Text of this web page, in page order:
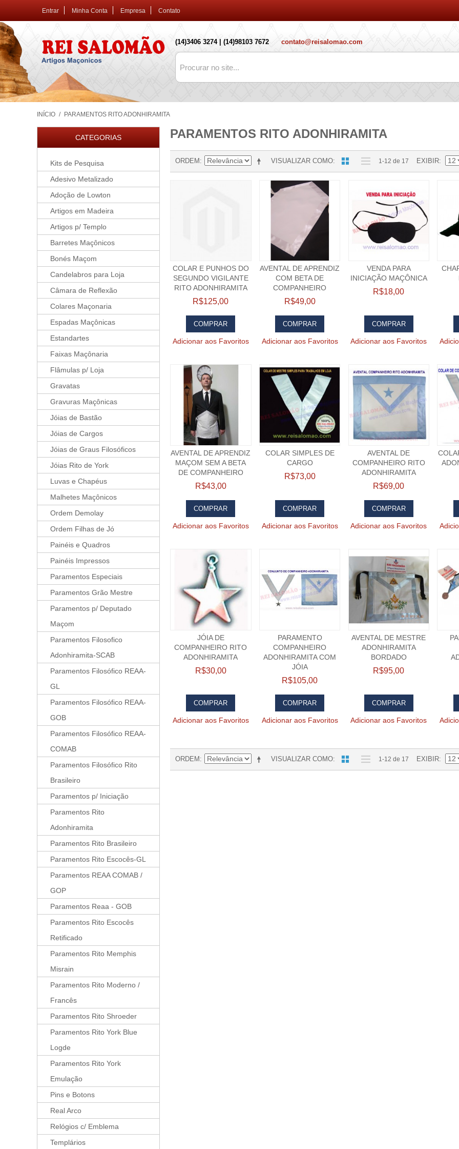
Entrar Minha Conta Empresa Contato
(14)3406 3274 | (14)98103 7672 contato@reisalomao.com
INÍCIO / PARAMENTOS RITO ADONHIRAMITA
PARAMENTOS RITO ADONHIRAMITA
VISUALIZAR COMO
ORDEM 1-12 de 17 EXIBIR
COLAR E PUNHOS DO
SEGUNDO VIGILANTE
RITO ADONHIRAMITA
R$125,00
COMPRAR
Adicionar aos Favoritos
AVENTAL DE APRENDIZ
COM BETA DE
COMPANHEIRO
R$49,00
COMPRAR
Adicionar aos Favoritos
VENDA PARA
INICIAÇÃO MAÇÔNICA
R$18,00
COMPRAR
Adicionar aos Favoritos
AVENTAL DE APRENDIZ
MAÇOM SEM A BETA
DE COMPANHEIRO
R$43,00
COMPRAR
Adicionar aos Favoritos
COLAR SIMPLES DE
CARGO
R$73,00
COMPRAR
Adicionar aos Favoritos
AVENTAL DE
COMPANHEIRO RITO
ADONHIRAMITA
R$69,00
COMPRAR
Adicionar aos Favoritos
JÓIA DE
COMPANHEIRO RITO
ADONHIRAMITA
R$30,00
COMPRAR
Adicionar aos Favoritos
PARAMENTO
COMPANHEIRO
ADONHIRAMITA COM
JÓIA
R$105,00
COMPRAR
Adicionar aos Favoritos
AVENTAL DE MESTRE
ADONHIRAMITA
BORDADO
R$95,00
COMPRAR
Adicionar aos Favoritos
VISUALIZAR COMO
ORDEM 1-12 de 17 EXIBIR
CATEGORIAS
Kits de Pesquisa
Adesivo Metalizado
Adoção de Lowton
Artigos em Madeira
Artigos p/ Templo
Barretes Maçônicos
Bonés Maçom
Candelabros para Loja
Câmara de Reflexão
Colares Maçonaria
Espadas Maçônicas
Estandartes
Faixas Maçônaria
Flâmulas p/ Loja
Gravatas
Gravuras Maçônicas
Jóias de Bastão
Jóias de Cargos
Jóias de Graus Filosóficos
Jóias Rito de York
Luvas e Chapéus
Malhetes Maçônicos
Ordem Demolay
Ordem Filhas de Jó
Painéis e Quadros
Painéis Impressos
Paramentos Especiais
Paramentos Grão Mestre
Paramentos p/ Deputado
Maçom
Paramentos Filosofico
Adonhiramita-SCAB
Paramentos Filosófico REAA-
GL
Paramentos Filosófico REAA-
GOB
Paramentos Filosófico REAA-
COMAB
Paramentos Filosófico Rito
Brasileiro
Paramentos p/ Iniciação
Paramentos Rito
Adonhiramita
Paramentos Rito Brasileiro
Paramentos Rito Escocês-GL
Paramentos REAA COMAB /
GOP
Paramentos Reaa - GOB
Paramentos Rito Escocês
Retificado
Paramentos Rito Memphis
Misrain
Paramentos Rito Moderno /
Francês
Paramentos Rito Shroeder
Paramentos Rito York Blue
Logde
Paramentos Rito York
Emulação
Pins e Botons
Real Arco
Relógios c/ Emblema
Templários